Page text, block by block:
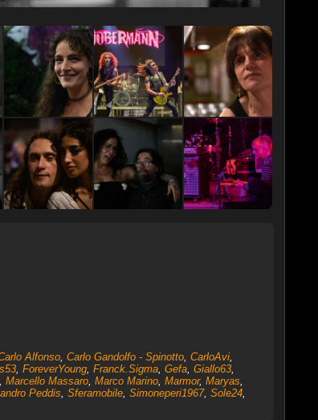
Alfonso, Carlo Gandolfo - Spinotto, CarloAvi,
, ForeverYoung, Franck.Sigma, Gefa, Giallo63,
Marcello Massaro, Marco Marino, Marmor, Maryas,
Peddis, Sferamobile, Simoneperi1967, Sole24,